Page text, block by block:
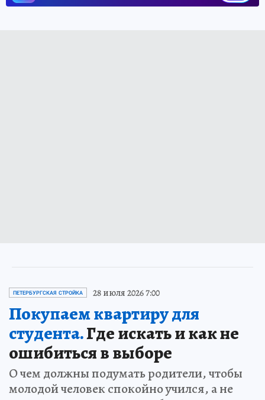
ПЕТЕРБУРГСКАЯ СТРОЙКА 28 июля 2026 7:00
Покупаем квартиру для
студента.Где искать и как не
ошибиться в выборе
О чем должны подумать родители, чтобы
молодой человек спокойно учился, а не